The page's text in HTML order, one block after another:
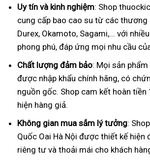
Uy tín và kinh nghiệm: Shop
cung cấp bao cao su từ các thương
Durex, Okamoto, Sagami,... với
phong phú, đáp ứng mọi nhu cầu
Chất lượng đảm bảo: Mọi sản
được nhập khẩu chính hãng, có
nguồn gốc. Shop cam kết hoàn tiền
hiện hàng giả.
Không gian mua sắm lý tưởng:
Quốc Oai Hà Nội được thiết kế hiện
riêng tư và thoải mái cho khách